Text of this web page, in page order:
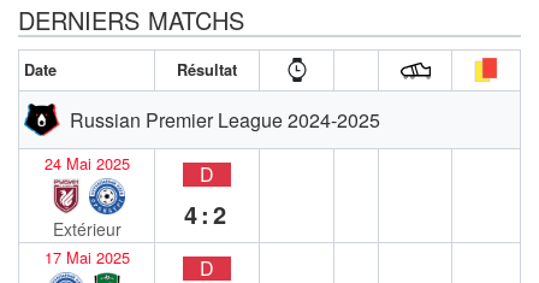
DERNIERS MATCHS
Date Résultat
Russian Premier League 2024-2025
24 Mai 2025
Extérieur
D
4:2
17 Mai 2025 D